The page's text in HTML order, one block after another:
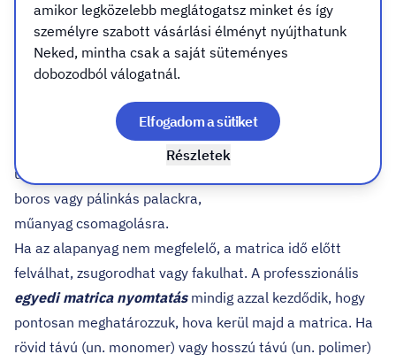
Az egyik leggyakoribb hiba az, amikor a matrica
alapanyaga nincs összhangban a felhasználási
környezettel.
Más fólia szükséges:
kültéri használatra,
üvegfelületre,
boros vagy pálinkás palackra,
műanyag csomagolásra.
Ha az alapanyag nem megfelelő, a matrica idő előtt
felválhat, zsugorodhat vagy fakulhat. A professzionális
egyedi matrica nyomtatásmindig azzal kezdődik, hogy
pontosan meghatározzuk, hova kerül majd a matrica. Ha
rövid távú (un. monomer) vagy hosszú távú (un. polimer)
amikor legközelebb meglátogatsz minket és így
személyre szabott vásárlási élményt nyújthatunk
Neked, mintha csak a saját süteményes
dobozodból válogatnál.
Részletek
Elfogadom a sütiket